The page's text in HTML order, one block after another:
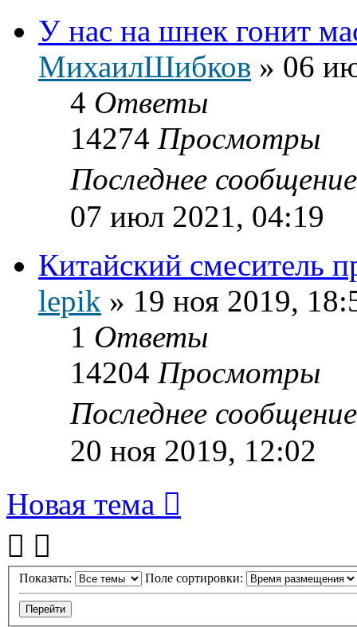
У нас на шнек гонит
МихаилШибков » 06
4 Ответы
14274 Просмотры
Последнее
07 июл 2021, 04:19
Китайский смеситель
lepik » 19 ноя 2019,
1 Ответы
14204 Просмотры
Последнее
20 ноя 2019, 12:02
Новая тема
Показать: Поле сортировки: